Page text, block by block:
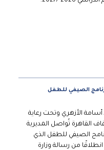
الصيفي للطفل
أسامة الأزهري وتحت رعاية
القاهرة تُواصل المديرية
الصيفي للطفل الذي
من رسالة وزارة